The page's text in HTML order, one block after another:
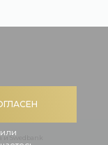
Swedbank